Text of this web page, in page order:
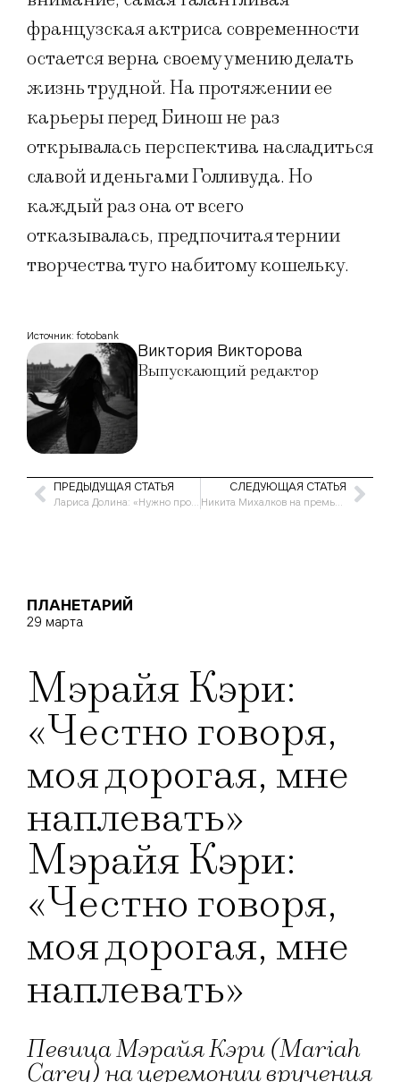
французская актриса современности
остается верна своему умению делать
жизнь трудной. На протяжении ее
карьеры перед Бинош не раз
открывалась перспектива насладиться
славой и деньгами Голливуда. Но
каждый раз она от всего
отказывалась, предпочитая тернии
творчества туго набитому кошельку.
Виктория Викторова
Выпускающий редактор
Источник: fotobank
ПРЕДЫДУЩАЯ СТАТЬЯ
Лариса Долина: «Нужно просто себя любить…»
СЛЕДУЮЩАЯ СТАТЬЯ
Никита Михалков на премьере «Королевы»
ПЛАНЕТАРИЙ
29 марта
Мэрайя Кэри:
«Честно говоря,
моя дорогая, мне
наплевать»
Мэрайя Кэри:
«Честно говоря,
моя дорогая, мне
наплевать»
Певица Мэрайя Кэри (Mariah
Carey) на церемонии вручения